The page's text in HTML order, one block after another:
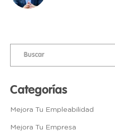
Categorías
Mejora Tu Empleabilidad
Mejora Tu Empresa